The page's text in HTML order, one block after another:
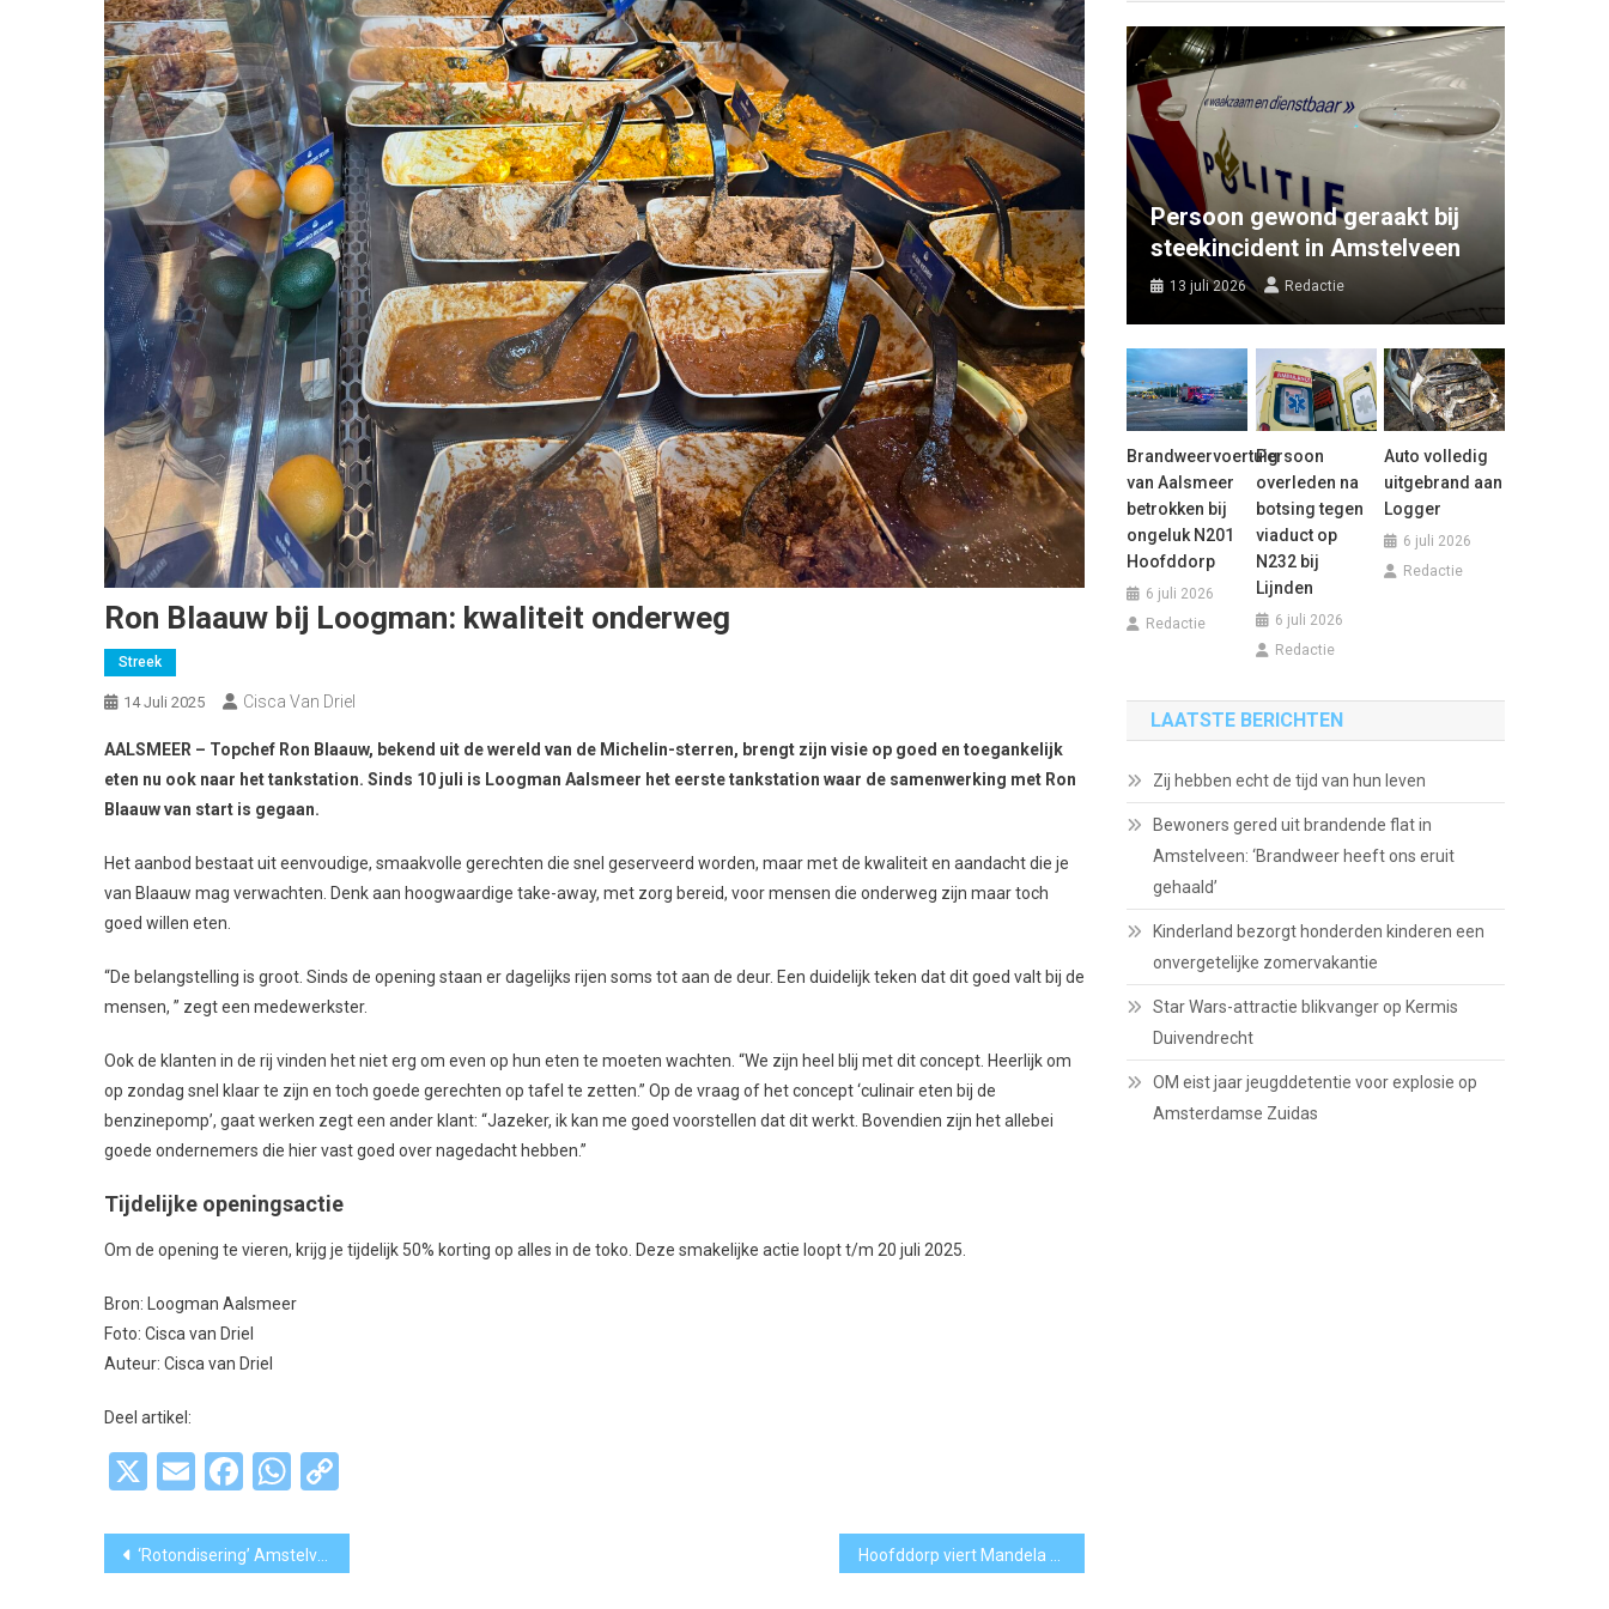
Ron Blaauw bij Loogman: kwaliteit onderweg
Streek
14 Juli 2025 Cisca Van Driel
AALSMEER – Topchef Ron Blaauw, bekend uit de wereld van de Michelin-sterren, brengt zijn visie op goed en toegankelijk
eten nu ook naar het tankstation. Sinds 10 juli is Loogman Aalsmeer het eerste tankstation waar de samenwerking met Ron
Blaauw van start is gegaan.
Het aanbod bestaat uit eenvoudige, smaakvolle gerechten die snel geserveerd worden, maar met de kwaliteit en aandacht die je
van Blaauw mag verwachten. Denk aan hoogwaardige take-away, met zorg bereid, voor mensen die onderweg zijn maar toch
goed willen eten.
“De belangstelling is groot. Sinds de opening staan er dagelijks rijen soms tot aan de deur. Een duidelijk teken dat dit goed valt bij de
mensen, ” zegt een medewerkster.
Ook de klanten in de rij vinden het niet erg om even op hun eten te moeten wachten. “We zijn heel blij met dit concept. Heerlijk om
op zondag snel klaar te zijn en toch goede gerechten op tafel te zetten.” Op de vraag of het concept ‘culinair eten bij de
benzinepomp’, gaat werken zegt een ander klant: “Jazeker, ik kan me goed voorstellen dat dit werkt. Bovendien zijn het allebei
goede ondernemers die hier vast goed over nagedacht hebben.”
Tijdelijke openingsactie
Om de opening te vieren, krijg je tijdelijk 50% korting op alles in de toko. Deze smakelijke actie loopt t/m 20 juli 2025.
Bron: Loogman Aalsmeer
Foto: Cisca van Driel
Auteur: Cisca van Driel
Deel artikel:
X EmailFacebook
WhatsApp
Bericht
‘Rotondisering’ Amstelveen nog niet voorbij: ‘Rotondes worden gezien als meest veilige vorm’ Hoofddorp viert Mandela Dag met groene doedag in Lincolnpark
Persoon gewond geraakt bij
steekincident in Amstelveen
13 juli 2026 Redactie
Brandweervoertuig
van Aalsmeer
betrokken bij
ongeluk N201
Hoofddorp
6 juli 2026
Redactie
Persoon
overleden na
botsing tegen
viaduct op
N232 bij
Lijnden
6 juli 2026
Redactie
Auto volledig
uitgebrand aan
Logger
6 juli 2026
Redactie
LAATSTE BERICHTEN
Zij hebben echt de tijd van hun leven
Bewoners gered uit brandende flat in
Amstelveen: ‘Brandweer heeft ons eruit
gehaald’
Kinderland bezorgt honderden kinderen een
onvergetelijke zomervakantie
Star Wars-attractie blikvanger op Kermis
Duivendrecht
OM eist jaar jeugddetentie voor explosie op
Amsterdamse Zuidas